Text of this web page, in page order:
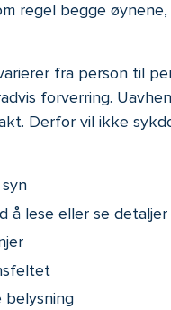
regel begge
fra person til
forverring.
Derfor vil ikke
å lese eller se detaljer
belysning